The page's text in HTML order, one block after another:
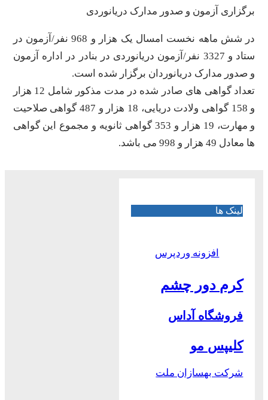
برگزاری آزمون و صدور مدارک دریانوردی
در شش ماهه نخست امسال یک هزار و 968 نفر/آزمون در
ستاد و 3327 نفر/آزمون دریانوردی در بنادر در اداره آزمون
و صدور مدارک دریانوردان برگزار شده است.
تعداد گواهی های صادر شده در مدت مذکور شامل 12 هزار
و 158 گواهی ولادت دریایی، 18 هزار و 487 گواهی صلاحیت
و مهارت، 19 هزار و 353 گواهی ثانویه و مجموع این گواهی
ها معادل 49 هزار و 998 می باشد.
لینک ها
افزونه وردپرس
کرم دور چشم
فروشگاه آداس
کلیپس مو
شرکت بهسازان ملت